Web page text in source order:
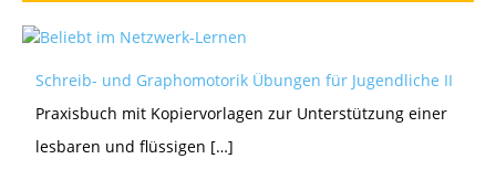
Schreib- und Graphomotorik Übungen für Jugendliche II
Praxisbuch mit Kopiervorlagen zur Unterstützung einer
lesbaren und flüssigen […]